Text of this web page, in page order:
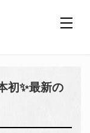
初✨最新の